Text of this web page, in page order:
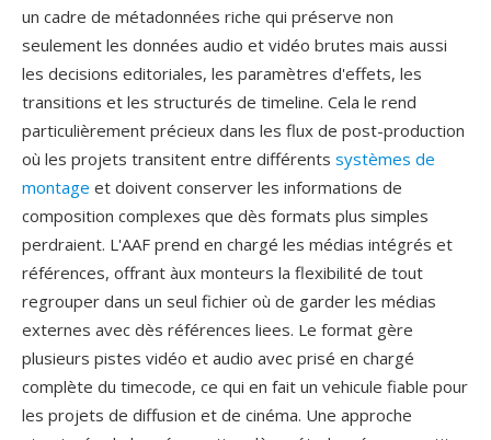
un cadre de métadonnées riche qui préserve non
seulement les données audio et vidéo brutes mais aussi
les decisions editoriales, les paramètres d'effets, les
transitions et les structurés de timeline. Cela le rend
particulièrement précieux dans les flux de post-production
où les projets transitent entre différents systèmes de
montage et doivent conserver les informations de
composition complexes que dès formats plus simples
perdraient. L'AAF prend en chargé les médias intégrés et
références, offrant àux monteurs la flexibilité de tout
regrouper dans un seul fichier où de garder les médias
externes avec dès références liees. Le format gère
plusieurs pistes vidéo et audio avec prisé en chargé
complète du timecode, ce qui en fait un vehicule fiable pour
les projets de diffusion et de cinéma. Une approche